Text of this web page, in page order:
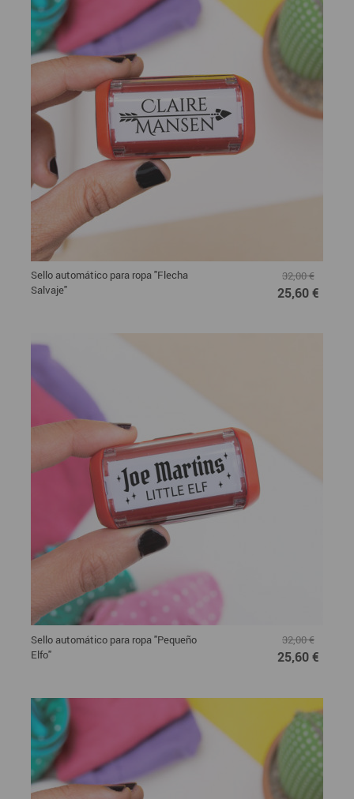
Sello automático para ropa "Flecha
Salvaje"
32,00 €
25,60 €
Sello automático para ropa "Pequeño
Elfo"
32,00 €
25,60 €